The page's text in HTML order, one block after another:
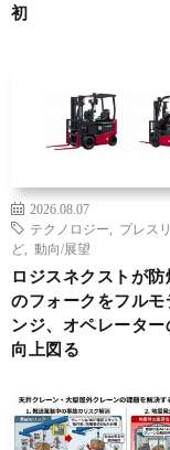
初
2026.08.07
テクノロジー
プレス
ど
動向/展望
ロジスネクストが防
のフォークをフルモ
ンジ、オペレーター
向上図る